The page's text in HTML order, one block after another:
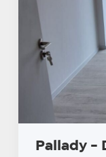
Pallady -